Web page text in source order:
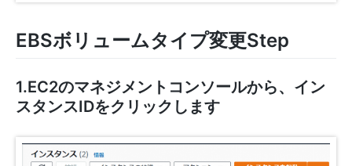
EBSボリュームタイプ変更Step
1.EC2のマネジメントコンソールから、イン
スタンスIDをクリックします